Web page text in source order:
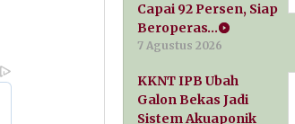
Capai 92 Persen, Siap
Beroperas…
7 Agustus 2026
KKNT IPB Ubah
Galon Bekas Jadi
Sistem Akuaponik